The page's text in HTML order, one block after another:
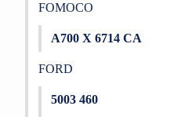
FOMOCO
A700 X 6714 CA
FORD
5003 460